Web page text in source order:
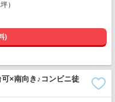
）
)
×南向き♪コンビニ徒